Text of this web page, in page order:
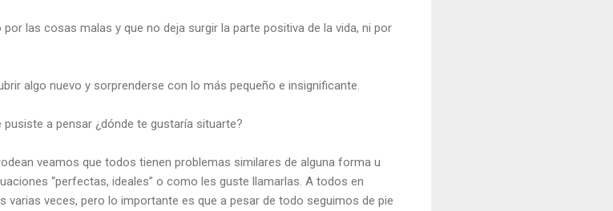
las cosas malas y que no deja surgir la parte positiva de la vida, ni por
algo nuevo y sorprenderse con lo más pequeño e insignificante.
a pensar ¿dónde te gustaría situarte?
veamos que todos tienen problemas similares de alguna forma u
“perfectas, ideales” o como les guste llamarlas. A todos en
varias veces, pero lo importante es que a pesar de todo seguimos de pie